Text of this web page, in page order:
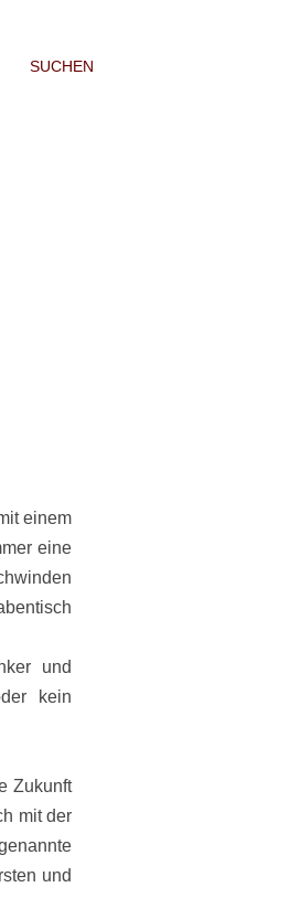
SUCHEN
einem
eine
und
kein
Zukunft
mit der
und